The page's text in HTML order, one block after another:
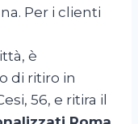
Per i clienti
è
di ritiro in
56, e ritira il